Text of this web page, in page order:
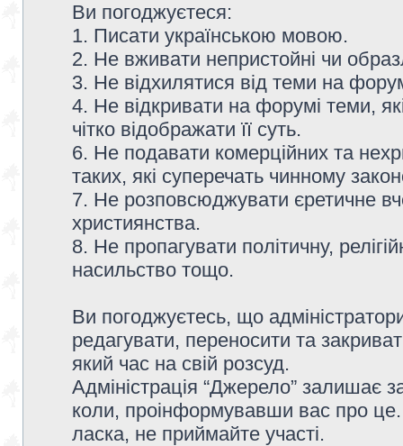
Ви погоджуєтеся:
1. Писати українською мовою.
2. Не вживати непристойні чи
3. Не відхилятися від теми на
4. Не відкривати на форумі теми,
чітко відображати її суть.
6. Не подавати комерційних та
таких, які суперечать чинному
7. Не розповсюджувати єретичне
християнства.
8. Не пропагувати політичну,
насильство тощо.
Ви погоджуєтесь, що
редагувати, переносити та
який час на свій розсуд.
Адміністрація “Джерело” залишає
коли, проінформувавши вас про
ласка, не приймайте участі.